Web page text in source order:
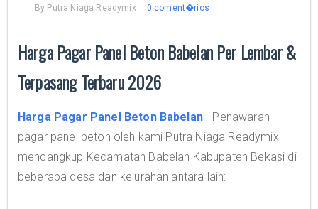
By Putra Niaga Readymix 0 coment�rios
Harga Pagar Panel Beton Babelan Per Lembar &
Terpasang Terbaru 2026
Harga Pagar Panel Beton Babelan- Penawaran
pagar panel beton oleh kami Putra Niaga Readymix
mencangkup Kecamatan Babelan Kabupaten Bekasi di
beberapa desa dan kelurahan antara lain: